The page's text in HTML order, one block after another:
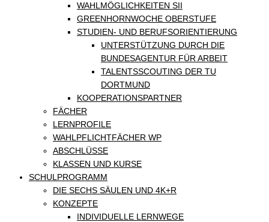
WAHLMÖGLICHKEITEN SII
GREENHORNWOCHE OBERSTUFE
STUDIEN- UND BERUFSORIENTIERUNG
UNTERSTÜTZUNG DURCH DIE
BUNDESAGENTUR FÜR ARBEIT
TALENTSSCOUTING DER TU
DORTMUND
KOOPERATIONSPARTNER
FÄCHER
LERNPROFILE
WAHLPFLICHTFÄCHER WP
ABSCHLÜSSE
KLASSEN UND KURSE
SCHULPROGRAMM
DIE SECHS SÄULEN UND 4K+R
KONZEPTE
INDIVIDUELLE LERNWEGE